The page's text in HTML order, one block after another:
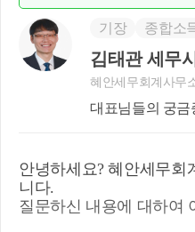
기장 종합소
김태관 세무
혜안세무회계사무
대표님들의 궁금
안녕하세요? 혜안세무회
니다.
질문하신 내용에 대하여